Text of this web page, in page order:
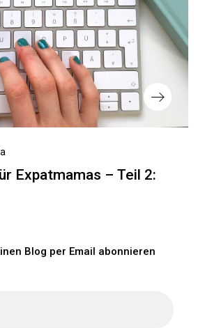
Expatmamas – Teil 2:
Blog per Email abonnieren